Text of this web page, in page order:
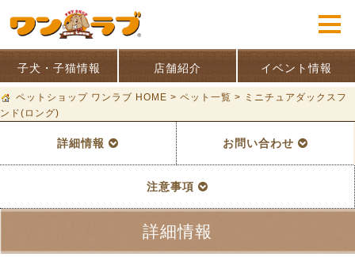
子犬・子猫情報 店舗紹介 イベント情報
ペットショップ ワンラブ HOME > ペット一覧 > ミニチュアダックスフ
ンド(ロング)
詳細情報 お問い合わせ
注意事項
詳細情報